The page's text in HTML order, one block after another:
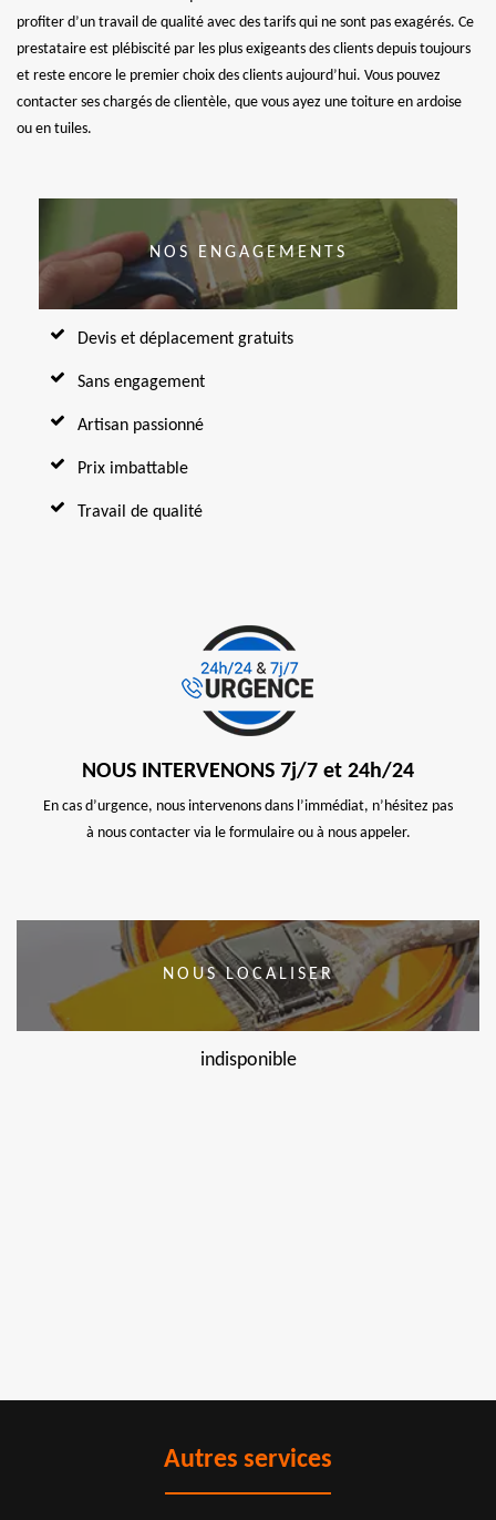
profiter d’un travail de qualité avec des tarifs qui ne sont pas exagérés. Ce
prestataire est plébiscité par les plus exigeants des clients depuis toujours
et reste encore le premier choix des clients aujourd’hui. Vous pouvez
contacter ses chargés de clientèle, que vous ayez une toiture en ardoise
ou en tuiles.
NOS ENGAGEMENTS
Devis et déplacement gratuits
Sans engagement
Artisan passionné
Prix imbattable
Travail de qualité
NOUS INTERVENONS 7j/7 et 24h/24
En cas d’urgence, nous intervenons dans l’immédiat, n’hésitez pas
à nous contacter via le formulaire ou à nous appeler.
NOUS LOCALISER
indisponible
Autres services